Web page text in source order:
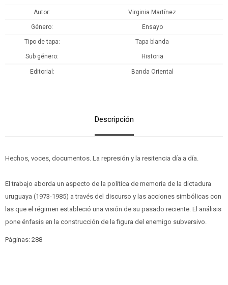
Autor Virginia Martínez
Género Ensayo
Tipo de tapa Tapa blanda
Sub género Historia
Editorial Banda Oriental
Descripción
Hechos, voces, documentos. La represión y la resitencia día a día.
El trabajo aborda un aspecto de la política de memoria de la dictadura
uruguaya (1973-1985) a través del discurso y las acciones simbólicas con
las que el régimen estableció una visión de su pasado reciente. El análisis
pone énfasis en la construcción de la figura del enemigo subversivo.
Páginas: 288